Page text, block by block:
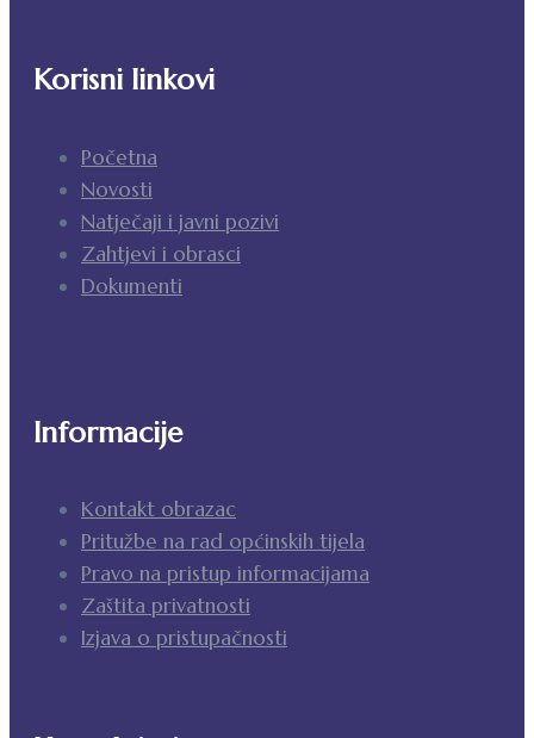
Korisni linkovi
Početna
Novosti
Natječaji i javni pozivi
Zahtjevi i obrasci
Dokumenti
Informacije
Kontakt obrazac
Pritužbe na rad općinskih tijela
Pravo na pristup informacijama
Zaštita privatnosti
Izjava o pristupačnosti